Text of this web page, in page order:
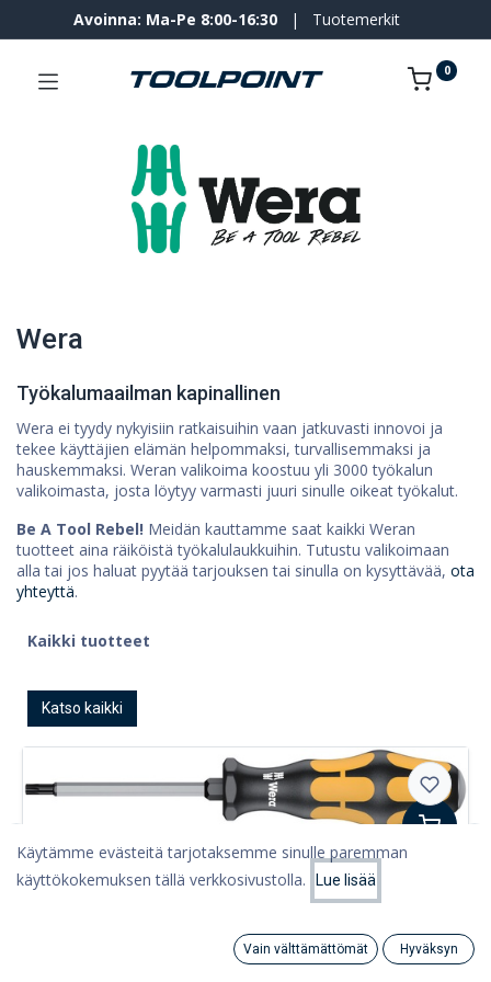
Category
Avoinna: Ma-Pe 8:00-16:30 | Tuotemerkit
0
Wera
Työkalumaailman kapinallinen
Wera ei tyydy nykyisiin ratkaisuihin vaan jatkuvasti innovoi ja
tekee käyttäjien elämän helpommaksi, turvallisemmaksi ja
hauskemmaksi. Weran valikoima koostuu yli 3000 työkalun
valikoimasta, josta löytyy varmasti juuri sinulle oikeat työkalut.
Be A Tool Rebel! Meidän kauttamme saat kaikki Weran
tuotteet aina räiköistä työkalulaukkuihin. Tutustu valikoimaan
alla tai jos haluat pyytää tarjouksen tai sinulla on kysyttävää, ota
yhteyttä.
Kaikki tuotteet
Katso kaikki
Torx-ruuvitaltat
Wera 977 TORX® ruuvitaltta
Käytämme evästeitä tarjotaksemme sinulle paremman
käyttökokemuksen tällä verkkosivustolla.
Lue lisää
Vain välttämättömät Hyväksyn